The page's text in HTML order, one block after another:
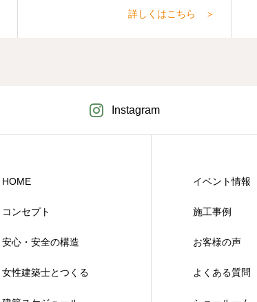
たことを何気ない暮らしのなかで
詳しくはこちら ＞
Instagram
HOME
コンセプト
安心・安全の構造
女性建築士とつくる
イベント情報
施工事例
お客様の声
よくある質問